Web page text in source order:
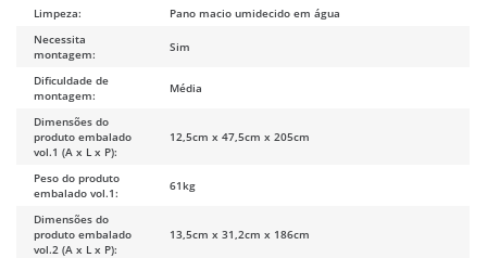
Limpeza:
Pano macio umidecido em água
Necessita
montagem:
Sim
Dificuldade de
montagem:
Média
Dimensões do
produto embalado
vol.1 (A x L x P):
12,5cm x 47,5cm x 205cm
Peso do produto
embalado vol.1:
61kg
Dimensões do
produto embalado
vol.2 (A x L x P):
13,5cm x 31,2cm x 186cm